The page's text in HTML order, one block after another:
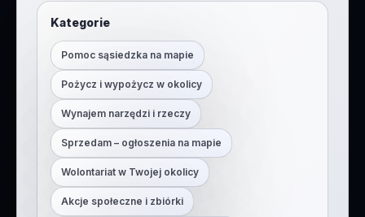
Kategorie
Pomoc sąsiedzka na mapie
Pożycz i wypożycz w okolicy
Wynajem narzędzi i rzeczy
Sprzedam – ogłoszenia na mapie
Wolontariat w Twojej okolicy
Akcje społeczne i zbiórki